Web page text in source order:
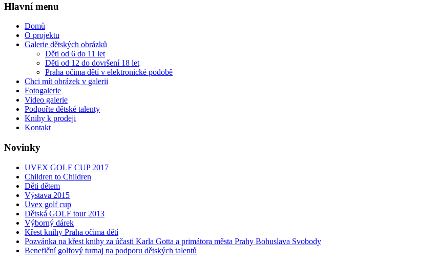
Hlavní menu
Domů
O projektu
Galerie dětských obrázků
Děti od 6 do 11 let
Děti od 12 do dovršení 18 let
Praha očima dětí v elektronické podobě
Chci mít obrázek v galerii
Fotogalerie
Video galerie
Podpořte dětské talenty
Knihy k prodeji
Kontakt
Novinky
UVEX GOLF CUP 2017
Children to Children
Děti dětem
Výstava 2015
Uvex golf cup
Dětská GOLF tour 2013
Výborný dárek
Křest knihy Praha očima dětí
Pozvánka na křest knihy za účasti Karla Gotta a primátora města Prahy Bohuslava Svobody
Benefiční golfový turnaj na podporu dětských talentů